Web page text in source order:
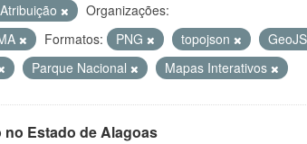
Organizações:
Formatos: PNG topojson
Parque Nacional Mapas Interativos
Estado de Alagoas